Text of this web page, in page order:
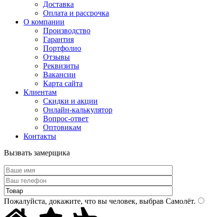
Доставка
Оплата и рассрочка
О компании
Производство
Гарантия
Портфолио
Отзывы
Реквизиты
Вакансии
Карта сайта
Клиентам
Скидки и акции
Онлайн-калькулятор
Вопрос-ответ
Оптовикам
Контакты
Вызвать замерщика
Пожалуйста, докажите, что вы человек, выбрав Самолёт.